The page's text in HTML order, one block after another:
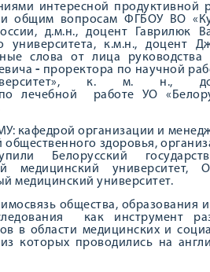
интересной продуктивной
и общим вопросам ФГБОУ ВО
д.м.н., доцент Гаврилюк
университета, к.м.н., доцент
слова от лица руководства
- проректора по научной
к. м. н.,
лечебной работе УО
кафедрой организации и
здоровья,
Белорусский
медицинский университет,
медицинский университет.
общества, образования
как инструмент
в области медицинских и
которых проводились на